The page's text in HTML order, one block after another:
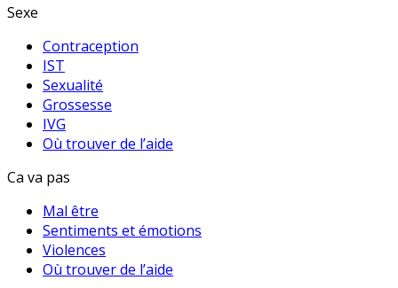
Sexe
Contraception
IST
Sexualité
Grossesse
IVG
Où trouver de l’aide
Ca va pas
Mal être
Sentiments et émotions
Violences
Où trouver de l’aide